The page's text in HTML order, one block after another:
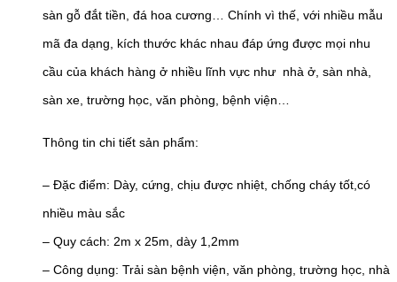
sàn gỗ đắt tiền, đá hoa cương… Chính vì thế, với nhiều mẫu
mã đa dạng, kích thước khác nhau đáp ứng được mọi nhu
cầu của khách hàng ở nhiều lĩnh vực như nhà ở, sàn nhà,
sàn xe, trường học, văn phòng, bệnh viện…
Thông tin chi tiết sản phẩm:
– Đặc điểm: Dày, cứng, chịu được nhiệt, chống cháy tốt,có
nhiều màu sắc
– Quy cách: 2m x 25m, dày 1,2mm
– Công dụng: Trải sàn bệnh viện, văn phòng, trường học, nhà